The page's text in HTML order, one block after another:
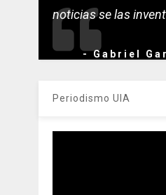
noticias se las
- Gabriel
Periodismo UIA